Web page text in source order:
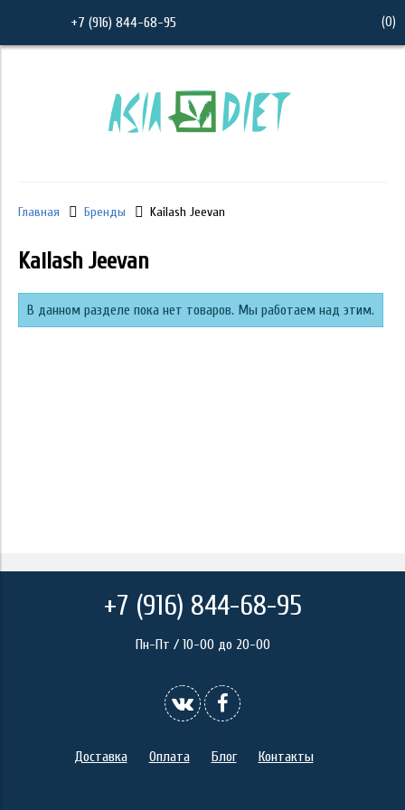
+7 (916) 844-68-95 (0)
Главная Бренды Kailash Jeevan
Kailash Jeevan
В данном разделе пока нет товаров. Мы работаем над этим.
+7 (916) 844-68-95
Пн-Пт / 10-00 до 20-00
Доставка Оплата Блог Контакты